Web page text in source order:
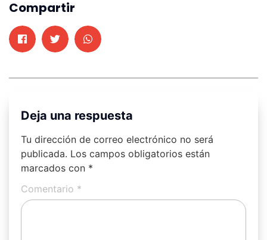
Compartir
Deja una respuesta
Tu dirección de correo electrónico no será
publicada. Los campos obligatorios están
marcados con *
Comentario *